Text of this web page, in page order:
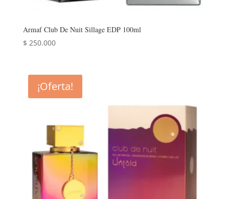
Armaf Club De Nuit Sillage EDP 100ml
$ 250.000
¡Oferta!